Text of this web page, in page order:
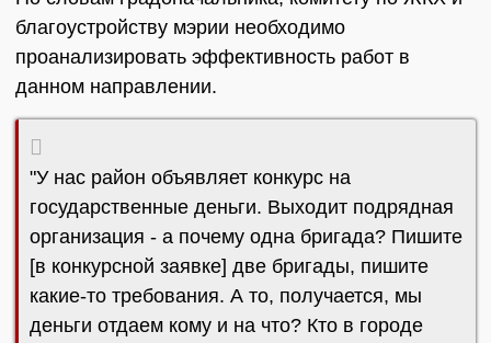
благоустройству мэрии необходимо
проанализировать эффективность работ в
данном направлении.
"У нас район объявляет конкурс на
государственные деньги. Выходит подрядная
организация - а почему одна бригада? Пишите
[в конкурсной заявке] две бригады, пишите
какие-то требования. А то, получается, мы
деньги отдаем кому и на что? Кто в городе